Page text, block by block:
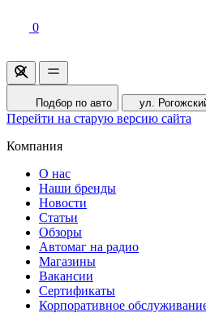
0
Подбор по авто ул.
Перейти на старую версию сайта
Компания
О нас
Наши бренды
Новости
Статьи
Обзоры
Автомаг на радио
Магазины
Вакансии
Сертификаты
Корпоративное